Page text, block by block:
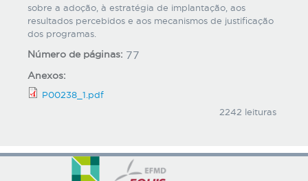
sobre a adoção, à estratégia de implantação, aos
resultados percebidos e aos mecanismos de justificação
dos programas.
Número de páginas: 77
Anexos:
P00238_1.pdf
2242 leituras